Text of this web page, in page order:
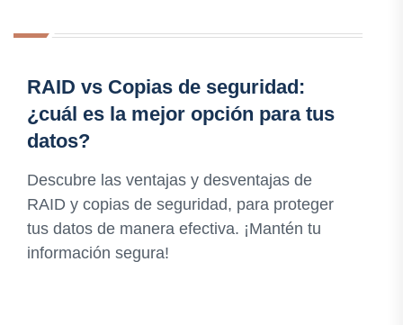
RAID vs Copias de seguridad:
¿cuál es la mejor opción para tus
datos?
Descubre las ventajas y desventajas de
RAID y copias de seguridad, para proteger
tus datos de manera efectiva. ¡Mantén tu
información segura!